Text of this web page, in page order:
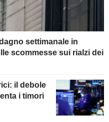
settimanale in
scommesse sui rialzi dei
il debole
i timori